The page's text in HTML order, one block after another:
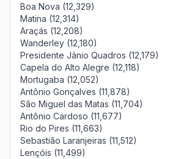
Boa Nova (12,329)
Matina (12,314)
Araçás (12,208)
Wanderley (12,180)
Presidente Jânio Quadros (12,179)
Capela do Alto Alegre (12,118)
Mortugaba (12,052)
Antônio Gonçalves (11,878)
São Miguel das Matas (11,704)
Antônio Cardoso (11,677)
Rio do Pires (11,663)
Sebastião Laranjeiras (11,512)
Lençóis (11,499)